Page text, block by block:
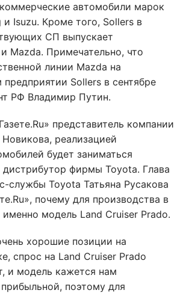
автомобили марок
и Isuzu. Кроме того, Sollers в
СП выпускает
Mazda. Примечательно, что
линии Mazda на
Sollers в сентябре
РФ Владимир Путин.
представитель компании
реализацией
будет заниматься
дистрибутор фирмы Toyota. Глава
службы Toyota Татьяна Русакова
почему для производства в
модель Land Cruiser Prado.
хорошие позиции на
спрос на Land Cruiser Prado
и модель кажется нам
поэтому для